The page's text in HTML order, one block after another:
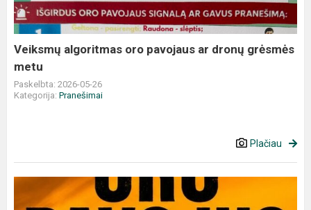
dronų
grėsmės
metu
Veiksmų algoritmas oro pavojaus ar dronų grėsmės
metu
Paskelbta: 2026-05-26
Kategorija: Pranešimai
Plačiau
Kaip
elgtis